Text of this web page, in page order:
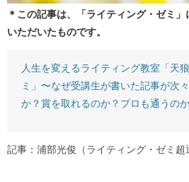
＊この記事は、「ライティング・ゼミ
いただいたものです。
人生を変えるライティング教室「天
ミ」〜なぜ受講生が書いた記事が次
か？賞を取れるのか？プロも通うの
記事：浦部光俊（ライティング・ゼミ超